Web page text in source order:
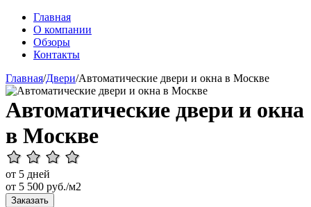
Главная
О компании
Обзоры
Контакты
Главная/Двери/Автоматические двери и окна в Москве
Автоматические двери и окна
в Москве
от 5 дней
от 5 500 руб./м2
Заказать